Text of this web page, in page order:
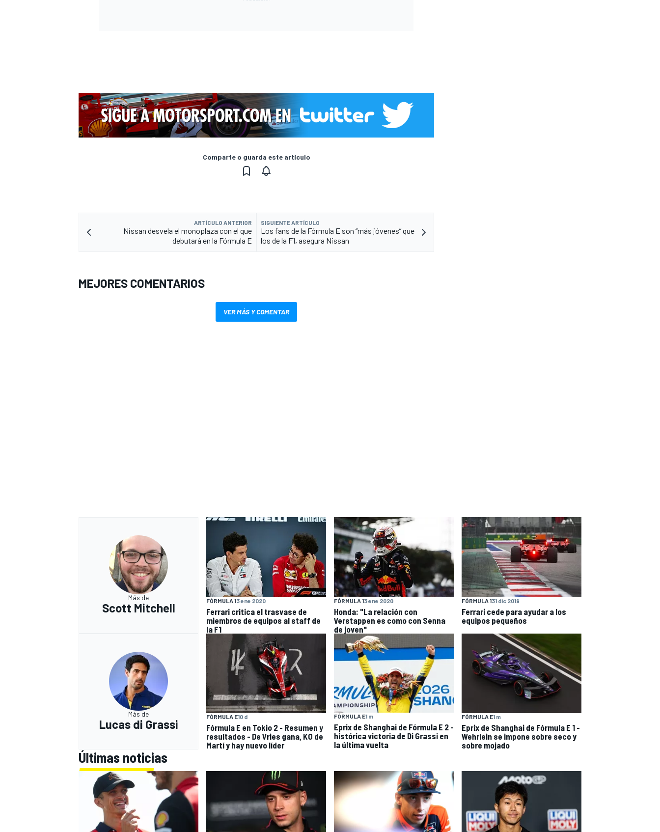
Comparte o guarda este artículo
ARTÍCULO ANTERIOR
Nissan desvela el monoplaza con el que
debutará en la Fórmula E
SIGUIENTE ARTÍCULO
Los fans de la Fórmula E son “más jóvenes” que
los de la F1, asegura Nissan
MEJORES COMENTARIOS
VER MÁS Y COMENTAR
Más de
Scott Mitchell
FÓRMULA 13 ene 2020
Ferrari critica el trasvase de
miembros de equipos al staff de
la F1
FÓRMULA 13 ene 2020
Honda: "La relación con
Verstappen es como con Senna
de joven"
FÓRMULA 131 dic 2019
Ferrari cede para ayudar a los
equipos pequeños
Más de
Lucas di Grassi
FÓRMULA E10 d
Fórmula E en Tokio 2 - Resumen y
resultados - De Vries gana, KO de
Martí y hay nuevo líder
FÓRMULA E1 m
Eprix de Shanghai de Fórmula E 2 -
histórica victoria de Di Grassi en
la última vuelta
FÓRMULA E1 m
Eprix de Shanghai de Fórmula E 1 -
Wehrlein se impone sobre seco y
sobre mojado
Últimas noticias